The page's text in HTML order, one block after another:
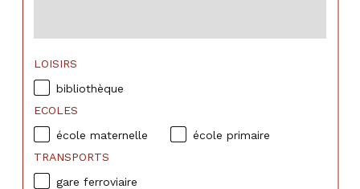
LOISIRS
bibliothèque
ECOLES
école maternelle
école primaire
TRANSPORTS
gare ferroviaire